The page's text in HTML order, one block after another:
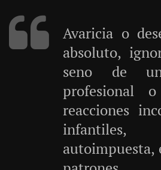
Avaricia o
absoluto,
seno de
profesional
reacciones
infantiles,
autoimpuesta,